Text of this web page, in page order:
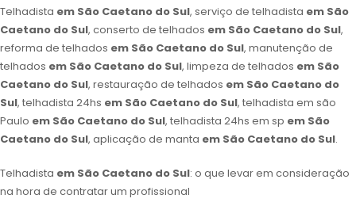
Telhadista em São Caetano do Sul, serviço de telhadista em São
Caetano do Sul, conserto de telhados em São Caetano do Sul,
reforma de telhados em São Caetano do Sul, manutenção de
telhados em São Caetano do Sul, limpeza de telhados em São
Caetano do Sul, restauração de telhados em São Caetano do
Sul, telhadista 24hs em São Caetano do Sul, telhadista em são
Paulo em São Caetano do Sul, telhadista 24hs em sp em São
Caetano do Sul, aplicação de manta em São Caetano do Sul.
Telhadista em São Caetano do Sul: o que levar em consideração
na hora de contratar um profissional